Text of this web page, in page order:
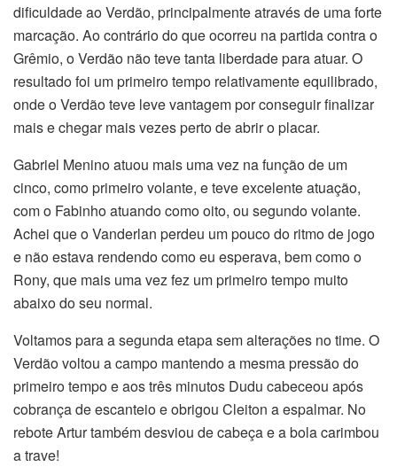
dificuldade ao Verdão, principalmente através de uma forte
marcação. Ao contrário do que ocorreu na partida contra o
Grêmio, o Verdão não teve tanta liberdade para atuar. O
resultado foi um primeiro tempo relativamente equilibrado,
onde o Verdão teve leve vantagem por conseguir finalizar
mais e chegar mais vezes perto de abrir o placar.
Gabriel Menino atuou mais uma vez na função de um
cinco, como primeiro volante, e teve excelente atuação,
com o Fabinho atuando como oito, ou segundo volante.
Achei que o Vanderlan perdeu um pouco do ritmo de jogo
e não estava rendendo como eu esperava, bem como o
Rony, que mais uma vez fez um primeiro tempo muito
abaixo do seu normal.
Voltamos para a segunda etapa sem alterações no time. O
Verdão voltou a campo mantendo a mesma pressão do
primeiro tempo e aos três minutos Dudu cabeceou após
cobrança de escanteio e obrigou Cleiton a espalmar. No
rebote Artur também desviou de cabeça e a bola carimbou
a trave!